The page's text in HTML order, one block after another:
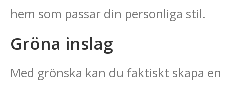
hem som passar din personliga stil.
Gröna inslag
Med grönska kan du faktiskt skapa